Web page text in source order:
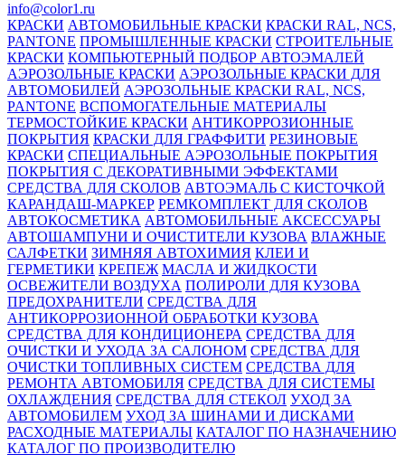
info@color1.ru
КРАСКИ АВТОМОБИЛЬНЫЕ КРАСКИ КРАСКИ RAL, NCS,
PANTONE ПРОМЫШЛЕННЫЕ КРАСКИ СТРОИТЕЛЬНЫЕ
КРАСКИ КОМПЬЮТЕРНЫЙ ПОДБОР АВТОЭМАЛЕЙ
АЭРОЗОЛЬНЫЕ КРАСКИ АЭРОЗОЛЬНЫЕ КРАСКИ ДЛЯ
АВТОМОБИЛЕЙ АЭРОЗОЛЬНЫЕ КРАСКИ RAL, NCS,
PANTONE ВСПОМОГАТЕЛЬНЫЕ МАТЕРИАЛЫ
ТЕРМОСТОЙКИЕ КРАСКИ АНТИКОРРОЗИОННЫЕ
ПОКРЫТИЯ КРАСКИ ДЛЯ ГРАФФИТИ РЕЗИНОВЫЕ
КРАСКИ СПЕЦИАЛЬНЫЕ АЭРОЗОЛЬНЫЕ ПОКРЫТИЯ
ПОКРЫТИЯ С ДЕКОРАТИВНЫМИ ЭФФЕКТАМИ
СРЕДСТВА ДЛЯ СКОЛОВ АВТОЭМАЛЬ С КИСТОЧКОЙ
КАРАНДАШ-МАРКЕР РЕМКОМПЛЕКТ ДЛЯ СКОЛОВ
АВТОКОСМЕТИКА АВТОМОБИЛЬНЫЕ АКСЕССУАРЫ
АВТОШАМПУНИ И ОЧИСТИТЕЛИ КУЗОВА ВЛАЖНЫЕ
САЛФЕТКИ ЗИМНЯЯ АВТОХИМИЯ КЛЕИ И
ГЕРМЕТИКИ КРЕПЕЖ МАСЛА И ЖИДКОСТИ
ОСВЕЖИТЕЛИ ВОЗДУХА ПОЛИРОЛИ ДЛЯ КУЗОВА
ПРЕДОХРАНИТЕЛИ СРЕДСТВА ДЛЯ
АНТИКОРРОЗИОННОЙ ОБРАБОТКИ КУЗОВА
СРЕДСТВА ДЛЯ КОНДИЦИОНЕРА СРЕДСТВА ДЛЯ
ОЧИСТКИ И УХОДА ЗА САЛОНОМ СРЕДСТВА ДЛЯ
ОЧИСТКИ ТОПЛИВНЫХ СИСТЕМ СРЕДСТВА ДЛЯ
РЕМОНТА АВТОМОБИЛЯ СРЕДСТВА ДЛЯ СИСТЕМЫ
ОХЛАЖДЕНИЯ СРЕДСТВА ДЛЯ СТЕКОЛ УХОД ЗА
АВТОМОБИЛЕМ УХОД ЗА ШИНАМИ И ДИСКАМИ
РАСХОДНЫЕ МАТЕРИАЛЫ КАТАЛОГ ПО НАЗНАЧЕНИЮ
КАТАЛОГ ПО ПРОИЗВОДИТЕЛЮ